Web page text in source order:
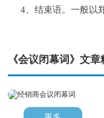
4、结束语。一般以
《会议闭幕词》文章